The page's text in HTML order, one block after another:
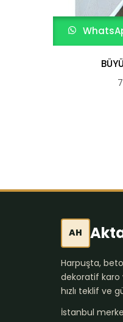
AH
Harpuşta,
dekoratif karo
hızlı teklif ve
İstanbul